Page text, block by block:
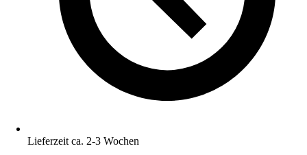
Lieferzeit ca. 2-3 Wochen